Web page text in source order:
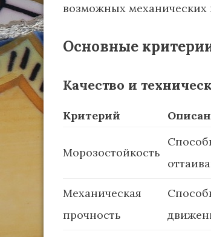
возможных механических
Основные
Качество и
Критерий
Морозостойкость
Механическая
прочность